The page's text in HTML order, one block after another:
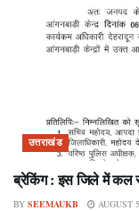
उत्तराखंड
ब्रेकिंग : इस जिले में कल
BY SEEMAUKB AUGUST